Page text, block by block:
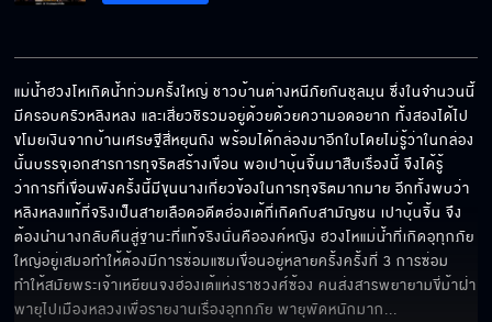
แม่น้ำฮวงโหเกิดน้ำท่วมครั้งใหญ่ ชาวบ้านต่างหนีภัยกันชุลมุน ซึ่งในจำนวนนี้
มีครอบครัวหลิงหลง และเสี่ยวชิรวมอยู่ด้วยด้วยความอดอยาก ทั้งสองได้ไป
ขโมยเงินจากบ้านเศรษฐีสี่หยุนถัง พร้อมได้กล่องมาอีกใบโดยไม่รู้ว่าในกล่อง
นั้นบรรจุเอกสารการทุจริตสร้างเขื่อน พอเปาบุ้นจิ้นมาสืบเรื่องนี้ จึงได้รู้
ว่าการที่เขื่อนพังครั้งนี้มีขุนนางเกี่ยวข้องในการทุจริตมากมาย อีกทั้งพบว่า
หลิงหลงแท้ที่จริงเป็นสายเลือดอดีตฮ่องเต้ที่เกิดกับสามัญชน เปาบุ้นจิ้น จึง
ต้องนำนางกลับคืนสู่ฐานะที่แท้จริงนั่นคือองค์หญิง ฮวงโหแม่น้ำที่เกิดอุทุกภัย
ใหญ่อยู่เสมอทำให้ต้องมีการซ่อมแซมเขื่อนอยู่หลายครั้งครั้งที่ 3 การซ่อม
ทำให้สมัยพระเจ้าเหยียนจงฮ่องเต้แห่งราชวงศ์ซ้อง คนส่งสารพยายามขี่ม้าฝ่า
พายุไปเมืองหลวงเพื่อรายงานเรื่องอุทกภัย พายุพัดหนักมาก...